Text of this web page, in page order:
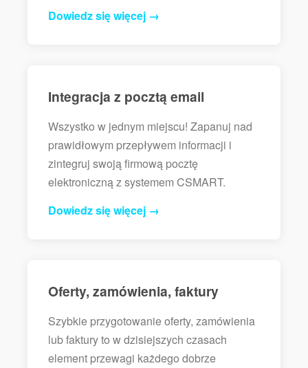
Dowiedz się więcej →
Integracja z pocztą email
Wszystko w jednym miejscu! Zapanuj nad
prawidłowym przepływem informacji i
zintegruj swoją firmową pocztę
elektroniczną z systemem CSMART.
Dowiedz się więcej →
Oferty, zamówienia, faktury
Szybkie przygotowanie oferty, zamówienia
lub faktury to w dzisiejszych czasach
element przewagi każdego dobrze